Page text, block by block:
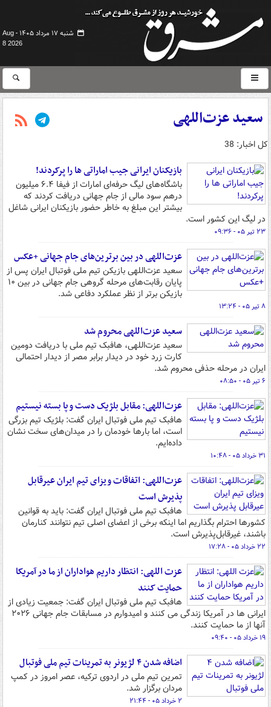
شنبه ۱۷ مرداد ۱۴۰۵ -
Aug
8 2026
سعید عزت‌اللهی
کل اخبار: 38
بازیکنان ایرانی جیب اماراتی ها را پرکردند!
باشگاه‌های لیگ حرفه‌ای امارات از فیفا ۶.۴ میلیون
درهم سود مالی از جام جهانی دریافت کردند که
بیشتر این مبلغ به خاطر حضور بازیکنان ایرانی شاغل
در لیگ این کشور است.
۲۳ تیر ۰۵ - ۰۹:۳۶
عزت‌اللهی در بین برترین‌های جام جهانی +عکس
سعید عزت‌اللهی بازیکن تیم ملی فوتبال ایران پس از
پایان رقابت‌های مرحله گروهی جام جهانی در بین ۱۰
بازیکن برتر از نظر عملکرد دفاعی شد.
۸ تیر ۰۵ - ۱۳:۲۴
سعید عزت‌اللهی محروم شد
سعید عزت‌اللهی، هافبک تیم ملی با دریافت دومین
کارت زرد خود در دیدار برابر مصر از دیدار احتمالی
ایران در مرحله حذفی محروم شد.
۶ تیر ۰۵ - ۰۸:۵۰
عزت‌اللهی: مقابل بلژیک دست و پا بسته نیستیم
هافبک تیم ملی فوتبال ایران گفت: بلژیک تیم بزرگی
است، اما بارها خودمان را در میدان‌های سخت نشان
داده‌ایم.
۳۱ خرداد ۰۵ - ۱۰:۴۸
عزت‌اللهی: اتفاقات ویزای تیم ایران عیرقابل
پذیرش است
هافبک تیم ملی فوتبال ایران گفت: باید به قوانین
کشورها احترام بگذاریم اما اینکه برخی از اعضای اصلی تیم نتوانند کنارمان
باشند، غیرقابل‌پذیرش است.
۲۲ خرداد ۰۵ - ۱۷:۲۸
عزت اللهی: انتظار داریم هواداران از ما در آمریکا
حمایت کنند
هافبک تیم ملی فوتبال ایران گفت: جمعیت زیادی از
ایرانی ها در آمریکا زندگی می کنند و امیدوارم در مسابقات جام جهانی ۲۰۲۶
آنها از ما حمایت کنند.
۱۹ خرداد ۰۵ - ۰۹:۴۰
اضافه شدن ۴ لژیونر به تمرینات تیم ملی فوتبال
تمرین تیم ملی در اردوی ترکیه، عصر امروز در کمپ
مردان برگزار شد.
۲ خرداد ۰۵ - ۲۱:۴۴